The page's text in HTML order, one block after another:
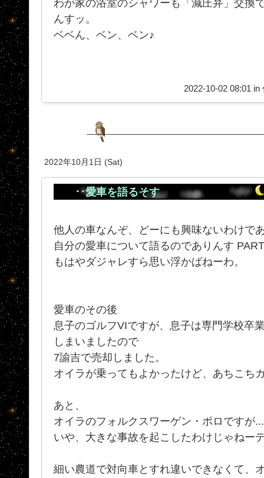
わが家の浴室のシャワーも「減圧弁」交換
んすッ。
ベベん、ベン、ベン♪
2022-10-02 08:01 in
2022年10月1日 (Sat)
･･愛車を語るそす
他人の車なんぞ、どーにも興味ないわけで
自分の愛車について語るのでありんす
もはやダジャレすら思い浮かばねーわ。
愛車のその後
息子のゴルフVIですが、息子は専門学校卒
しまいましたので
7諭吉で売却しました。
オイラが乗ってもよかったけど、あちこち
あと、
オイラのフォルクスワーゲン・ポロです
いや、大きな事故を起こしたわけじゃねー
細い農道で対向車とすれ違いできなくて、